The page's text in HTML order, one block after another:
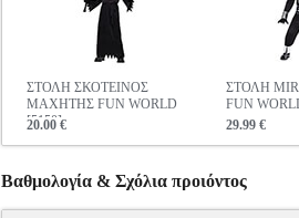
ΣΤΟΛΗ ΣΚΟΤΕΙΝΟΣ
ΜΑΧΗΤΗΣ FUN WORLD
[5150]
20.00 €
ΣΤΟΛΗ
FUN
29.99 €
Βαθμολογία & Σχόλια προιόντος